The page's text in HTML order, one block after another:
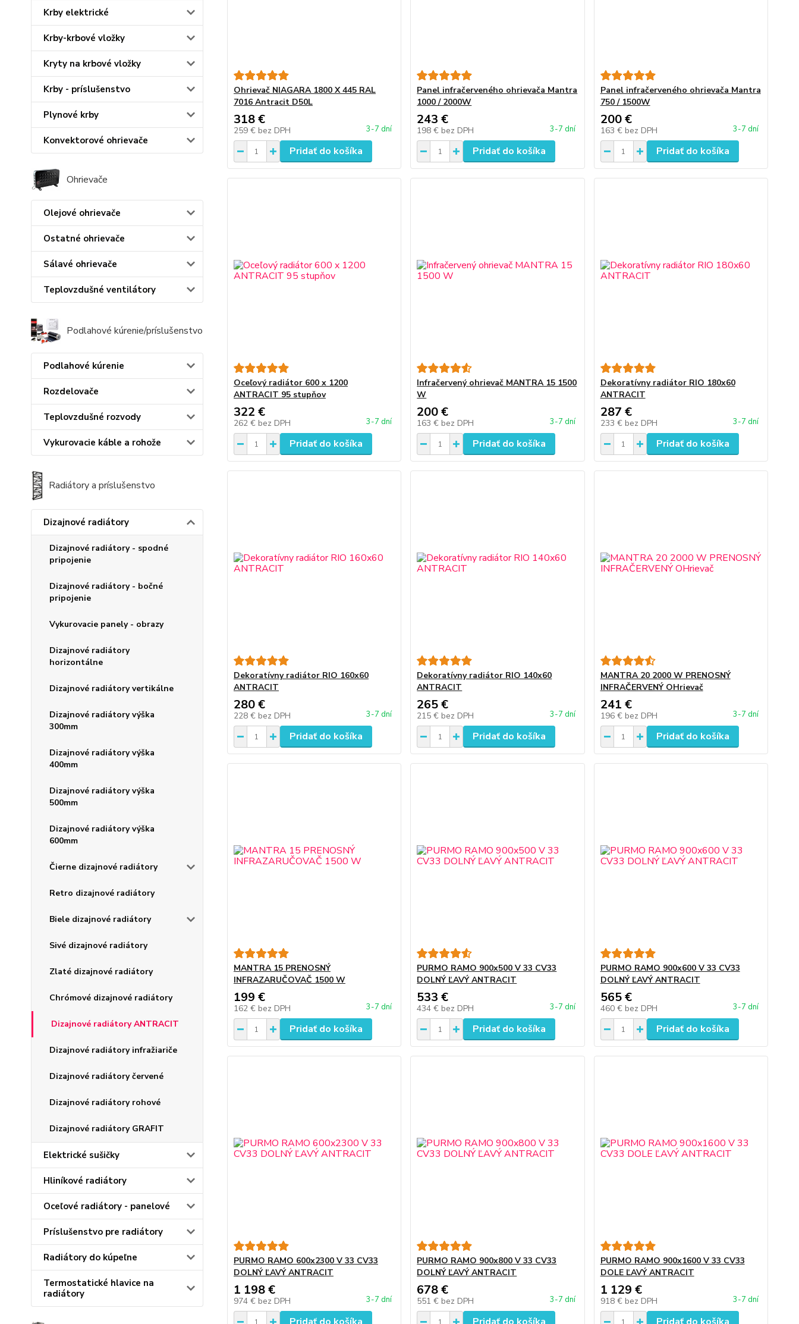
Krby elektrické
Krby-krbové vložky
Kryty na krbové vložky
Krby - príslušenstvo
Plynové krby
Konvektorové ohrievače
Ohrievače
Olejové ohrievače
Ostatné ohrievače
Sálavé ohrievače
Teplovzdušné ventilátory
Podlahové kúrenie/príslušenstvo
Podlahové kúrenie
Rozdelovače
Teplovzdušné rozvody
Vykurovacie káble a rohože
Radiátory a príslušenstvo
Dizajnové radiátory
Dizajnové radiátory - spodné
pripojenie
Dizajnové radiátory - bočné
pripojenie
Vykurovacie panely - obrazy
Dizajnové radiátory
horizontálne
Dizajnové radiátory vertikálne
Dizajnové radiátory výška
300mm
Dizajnové radiátory výška
400mm
Dizajnové radiátory výška
500mm
Dizajnové radiátory výška
600mm
Čierne dizajnové radiátory
Retro dizajnové radiátory
Biele dizajnové radiátory
Sivé dizajnové radiátory
Zlaté dizajnové radiátory
Chrómové dizajnové radiátory
Dizajnové radiátory ANTRACIT
Dizajnové radiátory infražiariče
Dizajnové radiátory červené
Dizajnové radiátory rohové
Dizajnové radiátory GRAFIT
Elektrické sušičky
Hliníkové radiátory
Oceľové radiátory - panelové
Príslušenstvo pre radiátory
Radiátory do kúpeľne
Termostatické hlavice na
radiátory
Ohrievač NIAGARA 1800 X 445 RAL
7016 Antracit D50L
318 €
259 € bez DPH 3-7 dní
Pridať do košíka
Panel infračerveného ohrievača Mantra
1000 / 2000W
243 €
198 € bez DPH 3-7 dní
Pridať do košíka
Panel infračerveného ohrievača Mantra
750 / 1500W
200 €
163 € bez DPH 3-7 dní
Pridať do košíka
Oceľový radiátor 600 x 1200
ANTRACIT 95 stupňov
322 €
262 € bez DPH 3-7 dní
Pridať do košíka
Infračervený ohrievač MANTRA 15 1500
W
200 €
163 € bez DPH 3-7 dní
Pridať do košíka
Dekoratívny radiátor RIO 180x60
ANTRACIT
287 €
233 € bez DPH 3-7 dní
Pridať do košíka
Dekoratívny radiátor RIO 160x60
ANTRACIT
280 €
228 € bez DPH 3-7 dní
Pridať do košíka
Dekoratívny radiátor RIO 140x60
ANTRACIT
265 €
215 € bez DPH 3-7 dní
Pridať do košíka
MANTRA 20 2000 W PRENOSNÝ
INFRAČERVENÝ OHrievač
241 €
196 € bez DPH 3-7 dní
Pridať do košíka
MANTRA 15 PRENOSNÝ
INFRAZARUČOVAČ 1500 W
199 €
162 € bez DPH 3-7 dní
Pridať do košíka
PURMO RAMO 900x500 V 33 CV33
DOLNÝ ĽAVÝ ANTRACIT
533 €
434 € bez DPH 3-7 dní
Pridať do košíka
PURMO RAMO 900x600 V 33 CV33
DOLNÝ ĽAVÝ ANTRACIT
565 €
460 € bez DPH 3-7 dní
Pridať do košíka
PURMO RAMO 600x2300 V 33 CV33
DOLNÝ ĽAVÝ ANTRACIT
1 198 €
974 € bez DPH 3-7 dní
PURMO RAMO 900x800 V 33 CV33
DOLNÝ ĽAVÝ ANTRACIT
678 €
551 € bez DPH 3-7 dní
PURMO RAMO 900x1600 V 33 CV33
DOLE ĽAVÝ ANTRACIT
1 129 €
918 € bez DPH 3-7 dní